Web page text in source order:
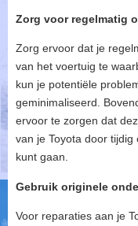
Zorg voor regelmatig
Zorg ervoor dat je
van het voertuig te
kun je potentiële
geminimaliseerd.
ervoor te zorgen dat
van je Toyota door
kunt gaan.
Gebruik originele
Voor reparaties aan je